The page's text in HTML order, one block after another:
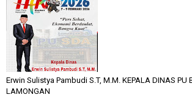
Erwin Sulistya Pambudi S.T, M.M. KEPALA DINAS PU
LAMONGAN